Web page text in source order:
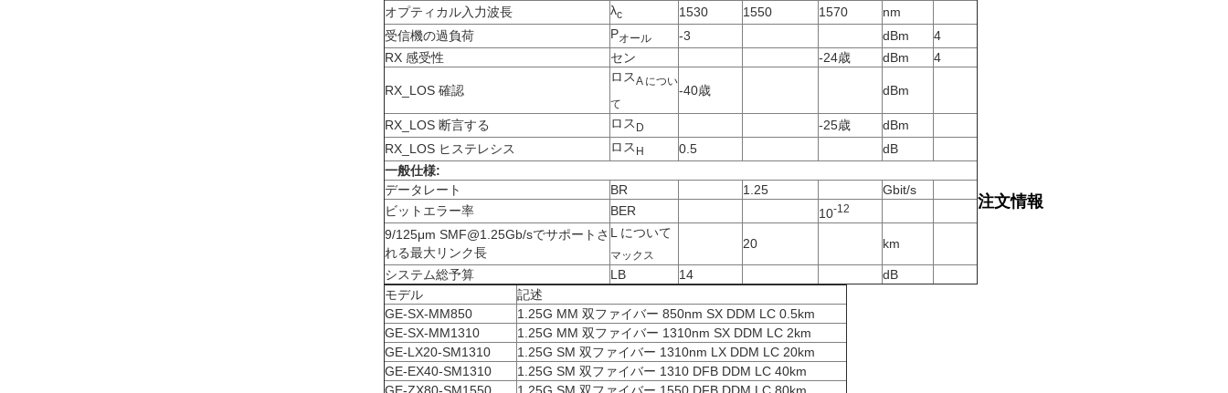
オプティカル入力波長
λc 1530 1550 1570
nm
受信機の過負荷
Pオール -3 dBm
4
RX 感受性
セン -24歳 dBm 4
RX_LOS 確認
ロス A につい
て
-40歳 dBm
RX_LOS 断言する ロス D -25歳
dBm
RX_LOS ヒステレシス
ロス H 0.5
dB
一般仕様:
データレート
BR 1.25
Gbit/s
ビットエラー率
BER 10-12
9/125μm SMF@1.25Gb/sでサポートさ
れる最大リンク長
L について
マックス
20 km
システム総予算 LB 14 dB
注文情報
モデル
記述
GE-SX-MM850
1.25G MM 双ファイバー 850nm SX DDM LC 0.5km
GE-SX-MM1310
1.25G MM 双ファイバー 1310nm SX DDM LC 2km
GE-LX20-SM1310
1.25G SM 双ファイバー 1310nm LX DDM LC 20km
GE-EX40-SM1310
1.25G SM 双ファイバー 1310 DFB DDM LC 40km
GE-ZX80-SM1550
1.25G SM 双ファイバー 1550 DFB DDM LC 80km